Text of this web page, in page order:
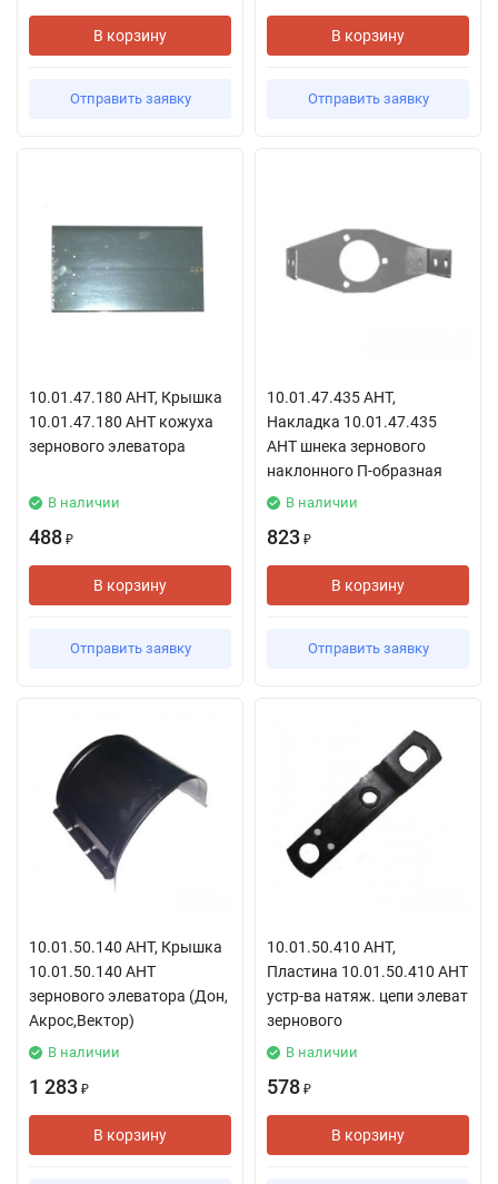
В корзину
Отправить заявку
В корзину
Отправить заявку
10.01.47.180 АНТ, Крышка
10.01.47.180 АНТ кожуха
зернового элеватора
В наличии
488 ₽
В корзину
Отправить заявку
10.01.47.435 АНТ,
Накладка 10.01.47.435
АНТ шнека зернового
наклонного П-образная
В наличии
823 ₽
В корзину
Отправить заявку
10.01.50.140 АНТ, Крышка
10.01.50.140 АНТ
зернового элеватора (Дон,
Акрос,Вектор)
В наличии
1 283 ₽
В корзину
10.01.50.410 АНТ,
Пластина 10.01.50.410 АНТ
устр-ва натяж. цепи элеват
зернового
В наличии
578 ₽
В корзину